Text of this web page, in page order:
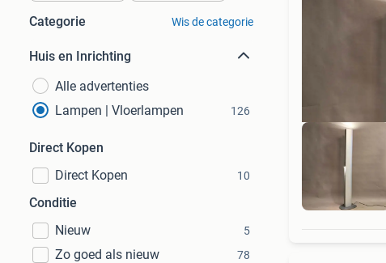
Categorie Wis de categorie
Huis en Inrichting
Alle advertenties
Lampen | Vloerlampen
126
Direct Kopen
Direct Kopen
10
Conditie
Nieuw
5
Zo goed als nieuw 78